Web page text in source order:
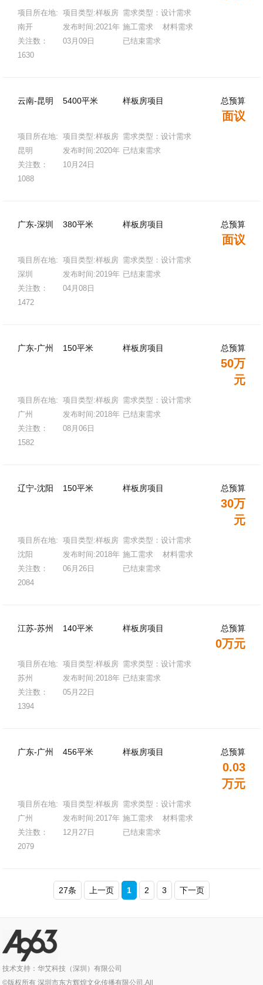
项目所在地:
南开
关注数：
1630
项目类型:样板房
发布时间:2021年
03月09日
需求类型：设计需求
施工需求 材料需求
已结束需求
云南-昆明 5400平米 样板房项目 总预算
面议
项目所在地:
昆明
关注数：
1088
项目类型:样板房
发布时间:2020年
10月24日
需求类型：设计需求
已结束需求
广东-深圳 380平米 样板房项目 总预算
面议
项目所在地:
深圳
关注数：
1472
项目类型:样板房
发布时间:2019年
04月08日
需求类型：设计需求
已结束需求
广东-广州 150平米 样板房项目 总预算
50万
元
项目所在地:
广州
关注数：
1582
项目类型:样板房
发布时间:2018年
08月06日
需求类型：设计需求
已结束需求
辽宁-沈阳 150平米 样板房项目 总预算
30万
元
项目所在地:
沈阳
关注数：
2084
项目类型:样板房
发布时间:2018年
06月26日
需求类型：设计需求
施工需求 材料需求
已结束需求
江苏-苏州 140平米 样板房项目 总预算
0万元
项目所在地:
苏州
关注数：
1394
项目类型:样板房
发布时间:2018年
05月22日
需求类型：设计需求
已结束需求
广东-广州 456平米 样板房项目 总预算
0.03
万元
项目所在地:
广州
关注数：
2079
项目类型:样板房
发布时间:2017年
12月27日
需求类型：设计需求
施工需求 材料需求
已结束需求
27条 上一页 1 2 3 下一页
技术支持：华艾科技（深圳）有限公司
©版权所有 深圳市东方辉煌文化传播有限公司,All